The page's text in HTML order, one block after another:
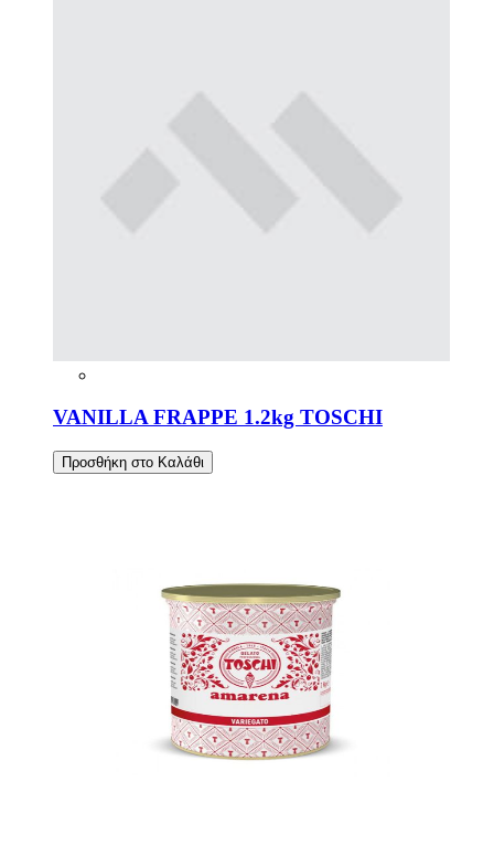
VANILLA FRAPPE 1.2kg TOSCHI
Προσθήκη στο Καλάθι